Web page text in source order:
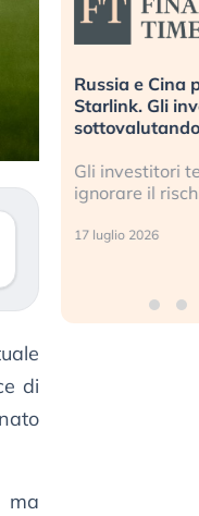
di
ma
Russia e Cina
Starlink. Gli
Gli investitori
ignorare il
17 luglio 2026